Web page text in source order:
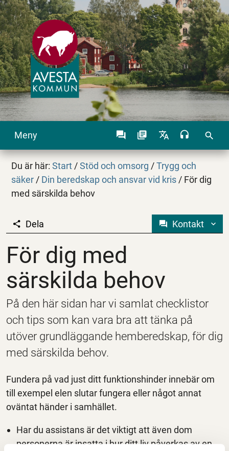
Meny search
Du är här:Start / Stöd och omsorg / Trygg och
säker / Din beredskap och ansvar vid kris / För dig
med särskilda behov
För dig med
Dela Kontakt
För dig med
särskilda behov
På den här sidan har vi samlat checklistor
och tips som kan vara bra att tänka på
utöver grundläggande hemberedskap, för dig
med särskilda behov.
Fundera på vad just ditt funktionshinder innebär om
till exempel elen slutar fungera eller något annat
oväntat händer i samhället.
Har du assistans är det viktigt att även dom
personerna är insatta i hur ditt liv påverkas av en